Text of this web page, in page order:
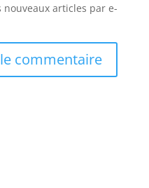
nouveaux articles par e-